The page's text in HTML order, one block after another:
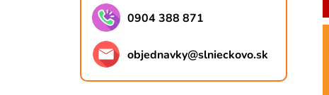
0904 388 871
objednavky@slnieckovo.sk